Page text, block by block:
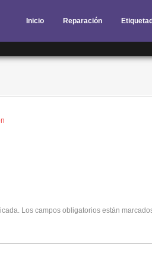
Inicio Reparación
Los campos obligatorios están